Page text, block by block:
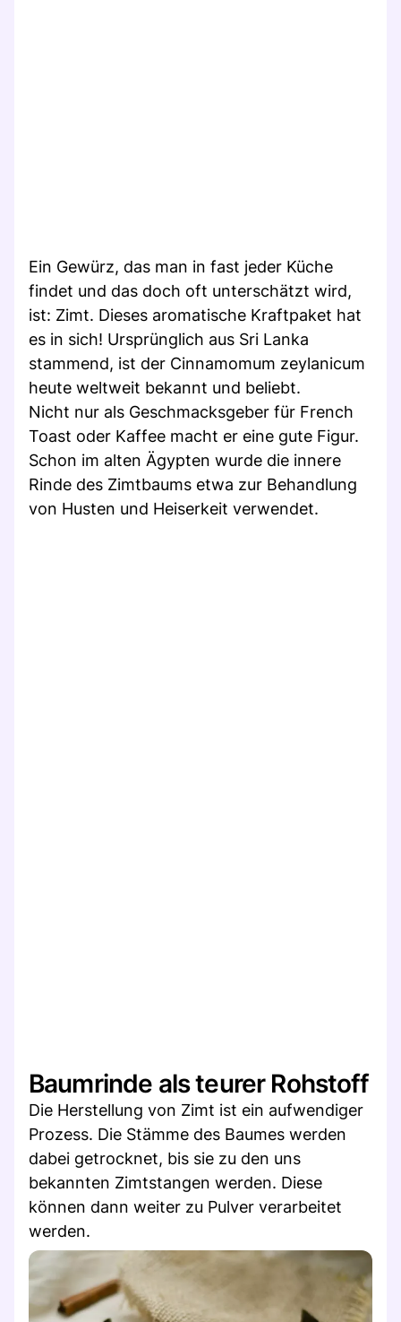
Ein Gewürz, das man in fast jeder Küche
findet und das doch oft unterschätzt wird,
ist: Zimt. Dieses aromatische Kraftpaket hat
es in sich! Ursprünglich aus Sri Lanka
stammend, ist der Cinnamomum zeylanicum
heute weltweit bekannt und beliebt.
Nicht nur als Geschmacksgeber für French
Toast oder Kaffee macht er eine gute Figur.
Schon im alten Ägypten wurde die innere
Rinde des Zimtbaums etwa zur Behandlung
von Husten und Heiserkeit verwendet.
Baumrinde als teurer Rohstoff
Die Herstellung von Zimt ist ein aufwendiger
Prozess. Die Stämme des Baumes werden
dabei getrocknet, bis sie zu den uns
bekannten Zimtstangen werden. Diese
können dann weiter zu Pulver verarbeitet
werden.